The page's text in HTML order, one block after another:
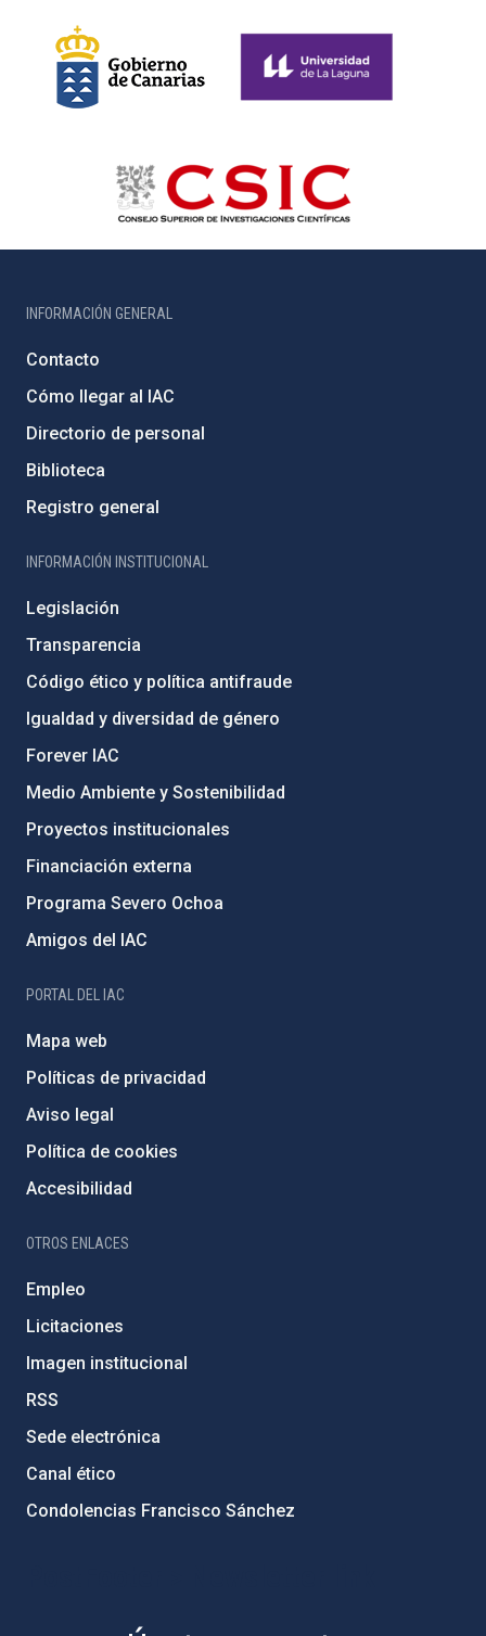
INFORMACIÓN GENERAL
Contacto
Cómo llegar al IAC
Directorio de personal
Biblioteca
Registro general
INFORMACIÓN INSTITUCIONAL
Legislación
Transparencia
Código ético y política antifraude
Igualdad y diversidad de género
Forever IAC
Medio Ambiente y Sostenibilidad
Proyectos institucionales
Financiación externa
Programa Severo Ochoa
Amigos del IAC
PORTAL DEL IAC
Mapa web
Políticas de privacidad
Aviso legal
Política de cookies
Accesibilidad
OTROS ENLACES
Empleo
Licitaciones
Imagen institucional
RSS
Sede electrónica
Canal ético
Condolencias Francisco Sánchez